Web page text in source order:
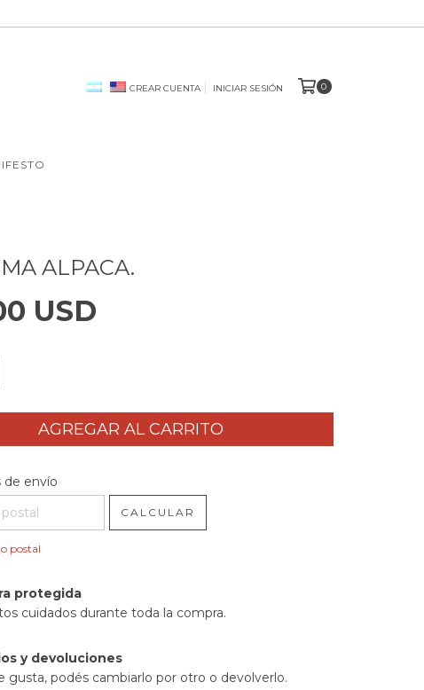
CREAR CUENTA INICIAR SESIÓN 0
ALPACA.
USD
el CP:
de envío
CALCULAR
postal
protegida
cuidados durante toda la compra.
y devoluciones
gusta, podés cambiarlo por otro o devolverlo.